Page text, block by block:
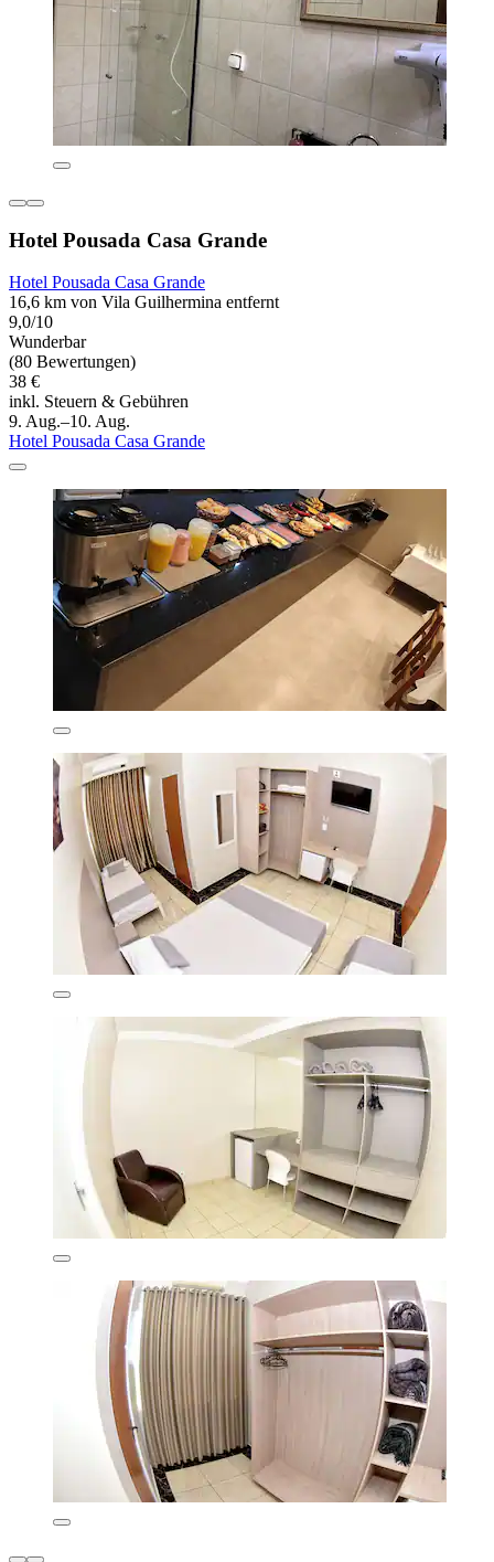
Hotel Pousada Casa Grande
Hotel Pousada Casa Grande
16,6 km von Vila Guilhermina entfernt
9,0/10
Wunderbar
(80 Bewertungen)
38 €
inkl. Steuern & Gebühren
9. Aug.–10. Aug.
Hotel Pousada Casa Grande